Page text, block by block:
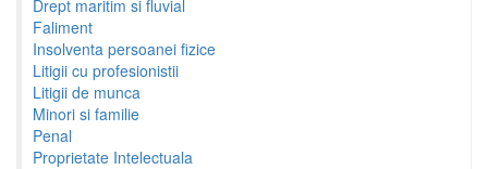
Drept maritim si fluvial
Faliment
Insolventa persoanei fizice
Litigii cu profesionistii
Litigii de munca
Minori si familie
Penal
Proprietate Intelectuala